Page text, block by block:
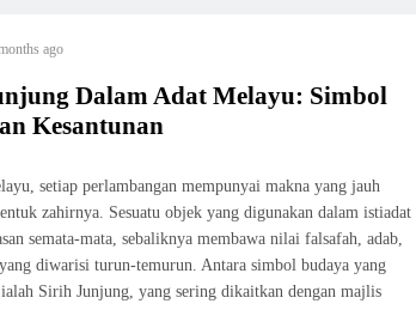
ago
Dalam Adat Melayu: Simbol
Kesantunan
setiap perlambangan mempunyai makna yang jauh
zahirnya. Sesuatu objek yang digunakan dalam istiadat
semata-mata, sebaliknya membawa nilai falsafah, adab,
diwarisi turun-temurun. Antara simbol budaya yang
Sirih Junjung, yang sering dikaitkan dengan majlis